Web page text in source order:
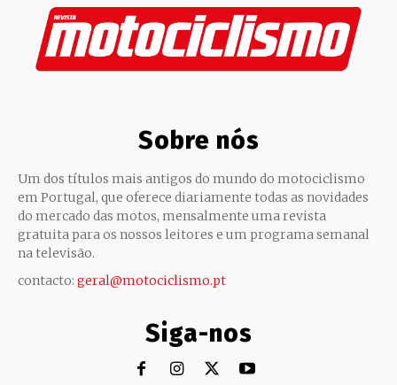
Sobre nós
Um dos títulos mais antigos do mundo do motociclismo
em Portugal, que oferece diariamente todas as novidades
do mercado das motos, mensalmente uma revista
gratuita para os nossos leitores e um programa semanal
na televisão.
contacto: geral@motociclismo.pt
Siga-nos